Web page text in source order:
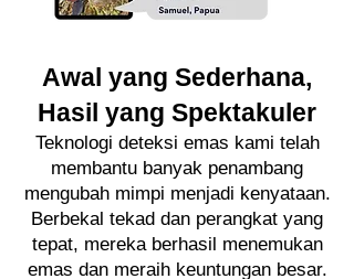
Awal yang Sederhana,
Hasil yang Spektakuler
Teknologi deteksi emas kami telah
membantu banyak penambang
mengubah mimpi menjadi kenyataan.
Berbekal tekad dan perangkat yang
tepat, mereka berhasil menemukan
emas dan meraih keuntungan besar.